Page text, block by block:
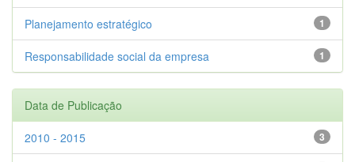
1
Planejamento estratégico
1
Responsabilidade social da empresa
Data de Publicação
3
2010 - 2015